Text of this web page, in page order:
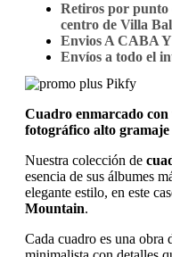
Retiros por punto
centro de Villa
Envios A CABA
Envíos a todo el
Cuadro enmarcado
fotográfico alto
Nuestra colección de
esencia de sus álbumes
elegante estilo, en este
Mountain.
Cada cuadro es una obra